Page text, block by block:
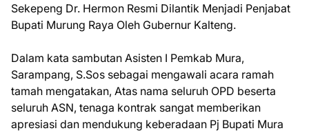
Sekepeng Dr. Hermon Resmi Dilantik Menjadi Penjabat
Bupati Murung Raya Oleh Gubernur Kalteng.
Dalam kata sambutan Asisten I Pemkab Mura,
Sarampang, S.Sos sebagai mengawali acara ramah
tamah mengatakan, Atas nama seluruh OPD beserta
seluruh ASN, tenaga kontrak sangat memberikan
apresiasi dan mendukung keberadaan Pj Bupati Mura